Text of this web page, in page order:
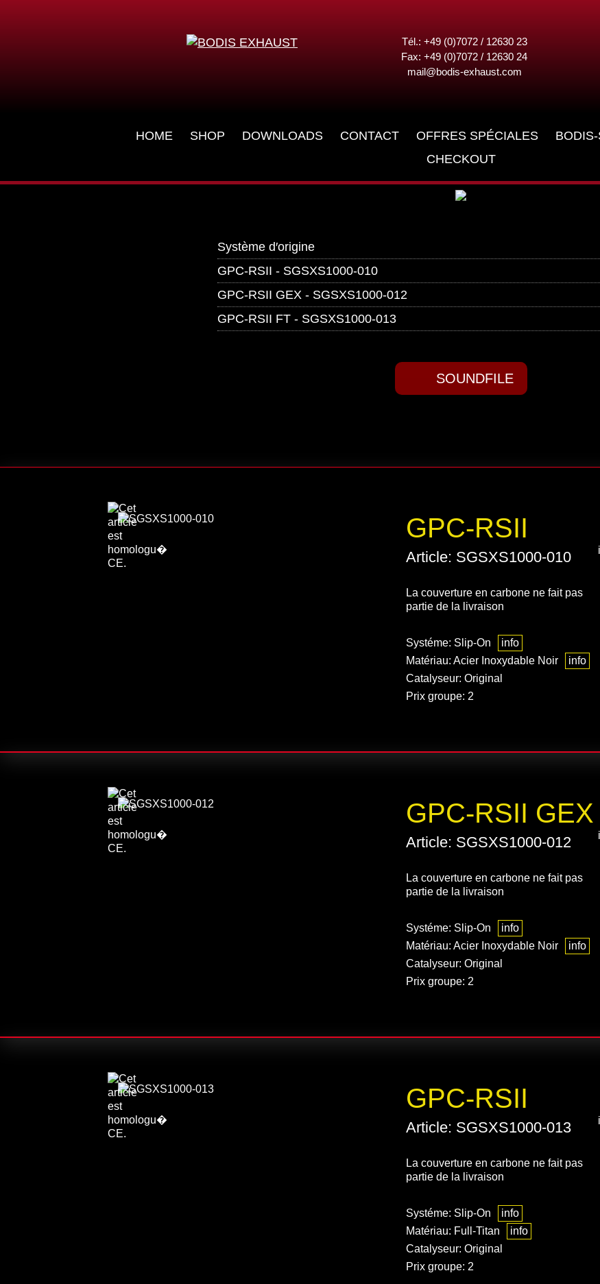
Tél.: +49 (0)7072 / 12630 23
Fax: +49 (0)7072 / 12630 24
mail@bodis-exhaust.com
HOME SHOP DOWNLOADS CONTACT OFFRES SPÉCIALES
CHECKOUT
SUZUKI
GSX-S950
Système d′origine
GPC-RSII - SGSXS1000-010
GPC-RSII GEX - SGSXS1000-012
GPC-RSII FT - SGSXS1000-013
SOUNDFILE
GPC-RSII
Article: SGSXS1000-010
La couverture en carbone ne fait pas
partie de la livraison
Systéme: Slip-On info
Matériau: Acier Inoxydable Noir info
Catalyseur: Original
Prix groupe: 2
GPC-RSII GEX
Article: SGSXS1000-012
La couverture en carbone ne fait pas
partie de la livraison
Systéme: Slip-On info
Matériau: Acier Inoxydable Noir info
Catalyseur: Original
Prix groupe: 2
GPC-RSII
Article: SGSXS1000-013
La couverture en carbone ne fait pas
partie de la livraison
Systéme: Slip-On info
Matériau: Full-Titan info
Catalyseur: Original
Prix groupe: 2